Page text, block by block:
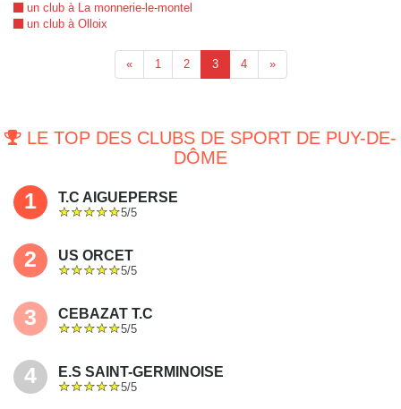
un club à La monnerie-le-montel
un club à Olloix
« 1 2 3 4 »
LE TOP DES CLUBS DE SPORT DE PUY-DE-
DÔME
1 T.C AIGUEPERSE
5/5
2 US ORCET
5/5
3 CEBAZAT T.C
5/5
4 E.S SAINT-GERMINOISE
5/5